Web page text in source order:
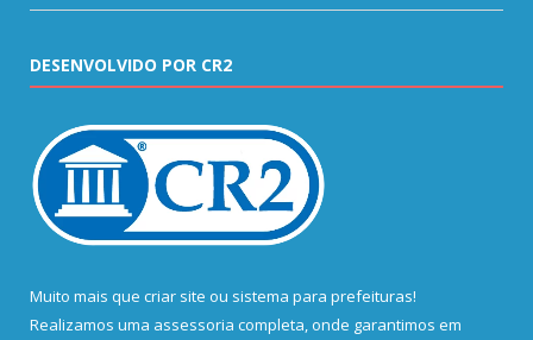
DESENVOLVIDO POR CR2
Muito mais que criar site ou sistema para prefeituras!
Realizamos uma assessoria completa, onde garantimos em